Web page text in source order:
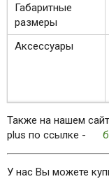
Габаритные
размеры
Аксессуары
Также на нашем
plus по ссылке -
У нас Вы можете